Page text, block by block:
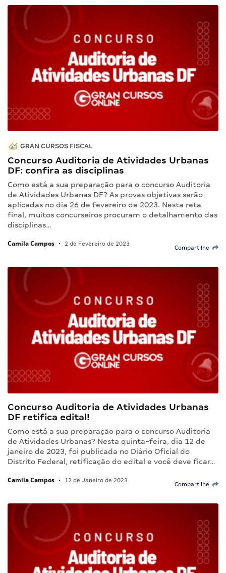
GRAN CURSOS FISCAL
Concurso Auditoria de Atividades Urbanas
DF: confira as disciplinas
Como está a sua preparação para o concurso Auditoria
de Atividades Urbanas DF? As provas objetivas serão
aplicadas no dia 26 de fevereiro de 2023. Nesta reta
final, muitos concurseiros procuram o detalhamento das
disciplinas…
Camila Campos • 2 de Fevereiro de 2023
Compartilhe
Concurso Auditoria de Atividades Urbanas
DF retifica edital!
Como está a sua preparação para o concurso Auditoria
de Atividades Urbanas? Nesta quinta-feira, dia 12 de
janeiro de 2023, foi publicada no Diário Oficial do
Distrito Federal, retificação do edital e você deve ficar…
Camila Campos • 12 de Janeiro de 2023
Compartilhe